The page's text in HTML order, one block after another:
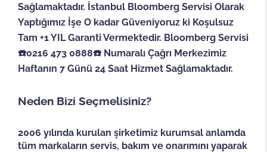
Sağlamaktadır. İstanbul Bloomberg Servisi Olarak
Yaptığımız İşe O kadar Güveniyoruz ki Koşulsuz
Tam +1 YIL Garanti Vermektedir. Bloomberg Servisi
☎️0216 473 0888☎️ Numaralı Çağrı Merkezimiz
Haftanın 7 Günü 24 Saat Hizmet Sağlamaktadır.
Neden Bizi Seçmelisiniz?
2006 yılında kurulan şirketimiz kurumsal anlamda
tüm markaların servis, bakım ve onarımını yaparak